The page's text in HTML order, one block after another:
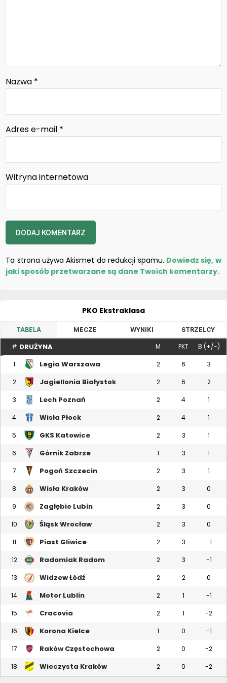
Nazwa *
Adres e-mail *
Witryna internetowa
Ta strona używa Akismet do redukcji spamu. Dowiedz się, w
jaki sposób przetwarzane są dane Twoich komentarzy.
PKO Ekstraklasa
TABELA MECZE WYNIKI STRZELCY
# DRUŻYNA M PKT B (+/-)
1 Legia Warszawa 2 6 3
2 Jagiellonia Białystok 2 6 2
3 Lech Poznań 2 4 1
4 Wisła Płock 2 4 1
5 GKS Katowice 2 3 1
6 Górnik Zabrze 1 3 1
7 Pogoń Szczecin 2 3 1
8 Wisła Kraków 2 3 0
9 Zagłębie Lubin 2 3 0
10 Śląsk Wrocław 2 3 0
11 Piast Gliwice 2 3 -1
12 Radomiak Radom 2 3 -1
13 Widzew Łódź 2 2 0
14 Motor Lublin 2 1 -1
15 Cracovia 2 1 -2
16 Korona Kielce 1 0 -1
17 Raków Częstochowa 2 0 -2
18 Wieczysta Kraków 2 0 -2